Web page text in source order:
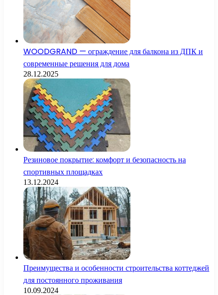
WOODGRAND — ограждение для балкона из ДПК и
современные решения для дома
28.12.2025
Резиновое покрытие: комфорт и безопасность на
спортивных площадках
13.12.2024
Преимущества и особенности строительства коттеджей
для постоянного проживания
10.09.2024